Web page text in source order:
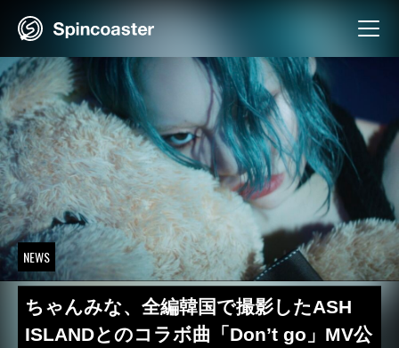
NEWS
ちゃんみな、全編韓国で撮影したASH
ISLANDとのコラボ曲「Don’t go」MV公